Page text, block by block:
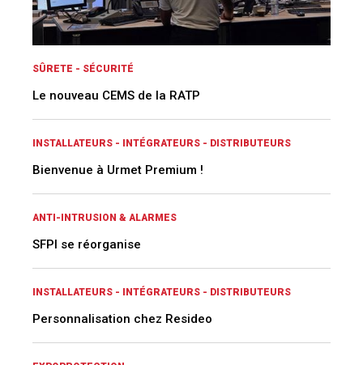
SÛRETE - SÉCURITÉ
Le nouveau CEMS de la RATP
INSTALLATEURS - INTÉGRATEURS - DISTRIBUTEURS
Bienvenue à Urmet Premium !
ANTI-INTRUSION & ALARMES
SFPI se réorganise
INSTALLATEURS - INTÉGRATEURS - DISTRIBUTEURS
Personnalisation chez Resideo